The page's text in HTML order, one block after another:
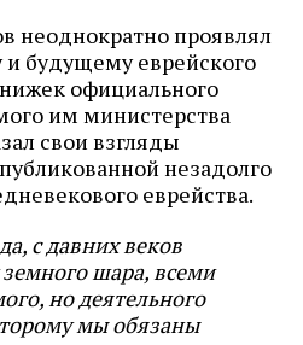
неоднократно проявлял
будущему еврейского
официального
им министерства
свои взгляды
незадолго
еврейства.
с давних веков
шара, всеми
но деятельного
мы обязаны